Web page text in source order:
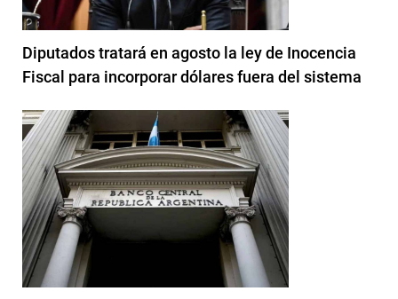
Diputados tratará en agosto la ley de Inocencia
Fiscal para incorporar dólares fuera del sistema